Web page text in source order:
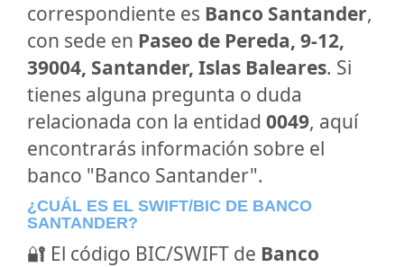
correspondiente es Banco Santander,
con sede en Paseo de Pereda, 9-12,
39004, Santander, Islas Baleares. Si
tienes alguna pregunta o duda
relacionada con la entidad 0049, aquí
encontrarás información sobre el
banco "Banco Santander".
¿CUÁL ES EL SWIFT/BIC DE BANCO
SANTANDER?
🔐 El código BIC/SWIFT de Banco